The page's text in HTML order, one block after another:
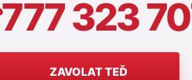
777 323
ZAVOLAT TEĎ